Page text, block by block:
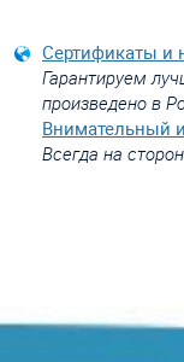
Сертификаты и
Гарантируем
произведено в
Внимательный
Всегда на